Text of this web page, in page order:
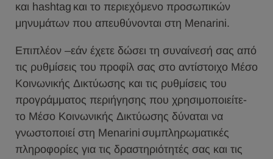
και hashtag και το περιεχόμενο προσωπικών
μηνυμάτων που απευθύνονται στη Menarini.
Επιπλέον –εάν έχετε δώσει τη συναίνεσή σας από
τις ρυθμίσεις του προφίλ σας στο αντίστοιχο Μέσο
Κοινωνικής Δικτύωσης και τις ρυθμίσεις του
προγράμματος περιήγησης που χρησιμοποιείτε-
το Μέσο Κοινωνικής Δικτύωσης δύναται να
γνωστοποιεί στη Menarini συμπληρωματικές
πληροφορίες για τις δραστηριότητές σας και τις